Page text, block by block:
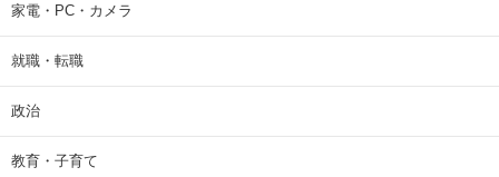
家電・PC・カメラ
就職・転職
政治
教育・子育て